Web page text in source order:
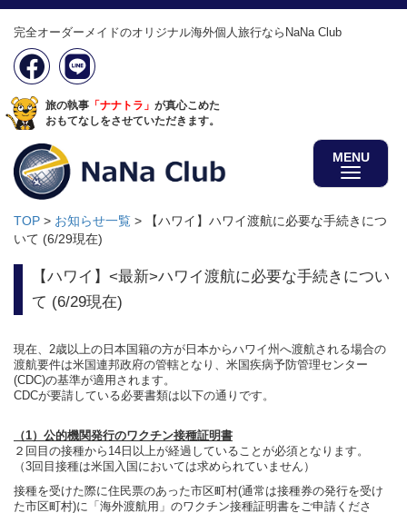
完全オーダーメイドのオリジナル海外個人旅行ならNaNa Club
旅の執事 「ナナトラ」 が真心こめた
おもてなしをさせていただきます。
MENU
TOP > お知らせ一覧 >
【ハワイ】ハワイ渡航に必要な手続きにつ
いて (6/29現在)
【ハワイ】<最新>ハワイ渡航に必要な手続きについ
て (6/29現在)
現在、2歳以上の日本国籍の方が日本からハワイ州へ渡航される場合の
渡航要件は米国連邦政府の管轄となり、米国疾病予防管理センター
(CDC)の基準が適用されます。
CDCが要請している必要書類は以下の通りです。
（1）公的機関発行のワクチン接種証明書
２回目の接種から14日以上が経過していることが必須となります。
（3回目接種は米国入国においては求められていません）
接種を受けた際に住民票のあった市区町村(通常は接種券の発行を受け
た市区町村)に「海外渡航用」のワクチン接種証明書をご申請くださ